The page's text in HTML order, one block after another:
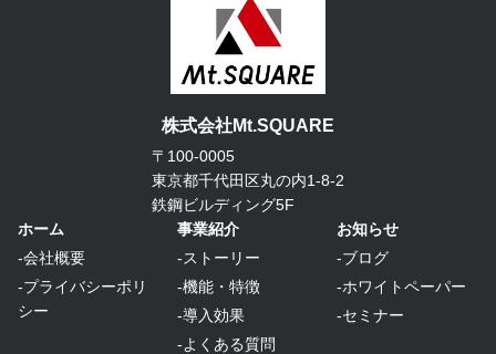
株式会社Mt.SQUARE
〒100-0005
東京都千代田区丸の内1-8-2
鉄鋼ビルディング5F
ホーム
-会社概要
-プライバシーポリ
シー
事業紹介
-ストーリー
-機能・特徴
-導入効果
-よくある質問
お知らせ
-ブログ
-ホワイトペーパー
-セミナー